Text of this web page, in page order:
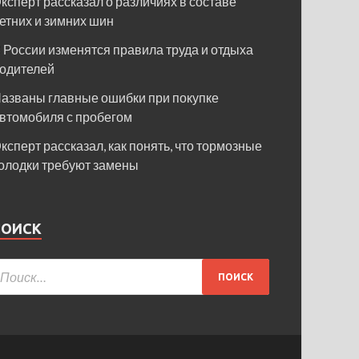
и зимних шин
России изменятся правила труда и отдыха
главные ошибки при покупке
с пробегом
рассказал, как понять, что тормозные
требуют замены